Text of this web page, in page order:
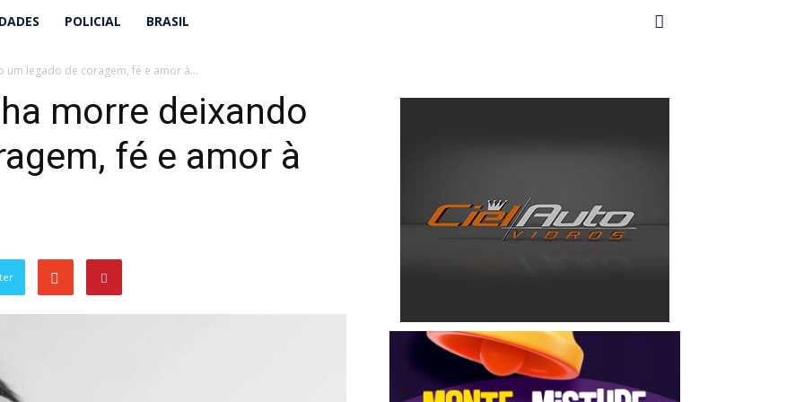
POLICIAL BRASIL
legado de coragem, fé e amor à...
morre deixando
fé e amor à